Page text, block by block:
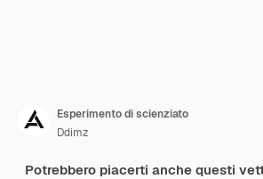
Esperimento di scienziato
Ddimz
Potrebbero piacerti anche questi